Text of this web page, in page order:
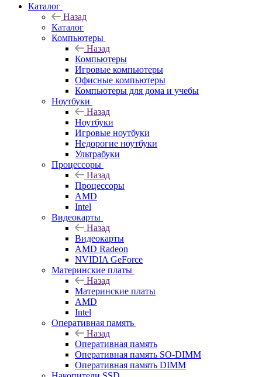
Каталог
Назад
Каталог
Компьютеры
Назад
Компьютеры
Игровые компьютеры
Офисные компьютеры
Компьютеры для дома и учебы
Ноутбуки
Назад
Ноутбуки
Игровые ноутбуки
Недорогие ноутбуки
Ультрабуки
Процессоры
Назад
Процессоры
AMD
Intel
Видеокарты
Назад
Видеокарты
AMD Radeon
NVIDIA GeForce
Материнские платы
Назад
Материнские платы
AMD
Intel
Оперативная память
Назад
Оперативная память
Оперативная память SO-DIMM
Оперативная память DIMM